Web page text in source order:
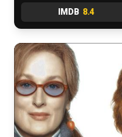
IMDB 8.4